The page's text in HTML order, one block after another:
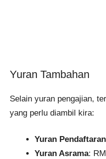
Yuran Tambahan
Selain yuran pengajian,
yang perlu diambil kira:
Yuran Pendaftaran
Yuran Asrama: